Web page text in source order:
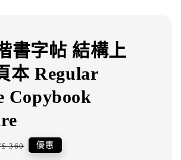
書字帖 結構上
本 Regular
Copybook
360 優惠